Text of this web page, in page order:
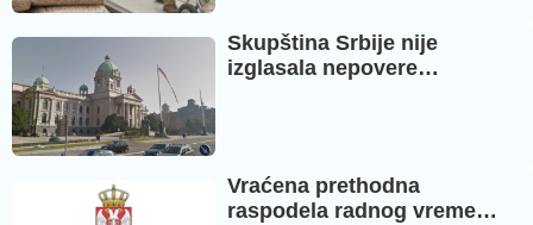
Skupština Srbije nije
izglasala nepovere…
Vraćena prethodna
raspodela radnog vreme…